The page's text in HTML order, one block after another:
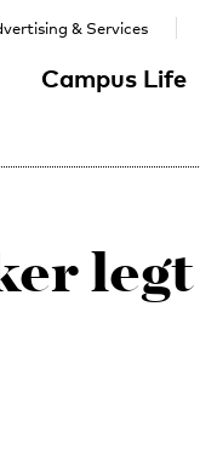
Campus Life
& Services
legt